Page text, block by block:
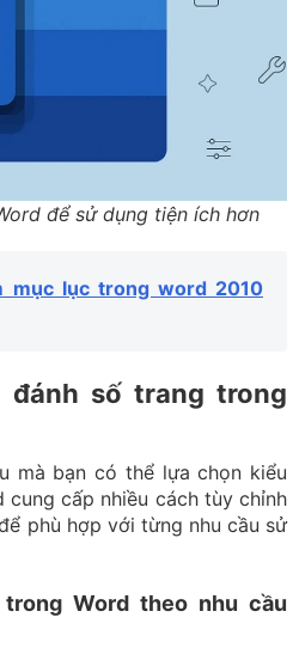
để sử dụng tiện ích hơn
mục lục trong word 2010
đánh số trang trong
mà bạn có thể lựa chọn kiểu
cung cấp nhiều cách tùy chỉnh
phù hợp với từng nhu cầu sử
Word theo nhu cầu